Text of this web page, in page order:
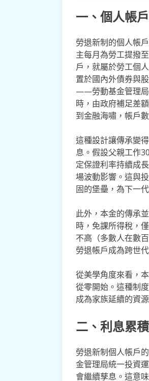
一、個人帳
勞退新制的個人帳
主每月為勞工提撥
戶，就屬於勞工個
置於國內外債券與
——勞動基金管理局
時，由政府補足差
到金融海嘯，帳戶
這種設計讓傳承變
息。假設父親工作
定保證利率持續成
場波動影響。這與
固的堡壘，為下一
此外，本金的傳承
時，免課所得稅，
不高（多數人在數
勞退帳戶成為跨世
從美學角度來看，
從零開始。這種制
成為家族延續的資源
二、利息累
勞退新制個人帳戶
金管理局統一投資
會繼續孳息。這意